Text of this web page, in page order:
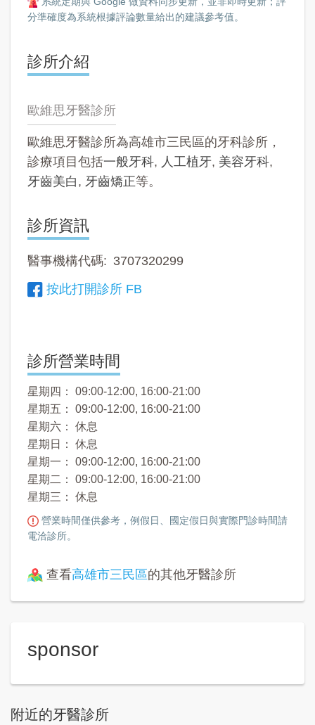
分準確度為系統根據評論數量給出的建議參考值。
診所介紹
歐維思牙醫診所
歐維思牙醫診所為高雄市三民區的牙科診所，
診療項目包括一般牙科, 人工植牙, 美容牙科,
牙齒美白 , 牙齒矯正等。
診所資訊
醫事機構代碼
3707320299
按此打開診所 FB
診所營業時間
星期四： 09:00-12:00, 16:00-21:00
星期五： 09:00-12:00, 16:00-21:00
星期六： 休息
星期日： 休息
星期一： 09:00-12:00, 16:00-21:00
星期二： 09:00-12:00, 16:00-21:00
星期三： 休息
營業時間僅供參考，例假日、國定假日與實際門診時間請
電洽診所。
查看高雄市三民區的其他牙醫診所
sponsor
附近的牙醫診所